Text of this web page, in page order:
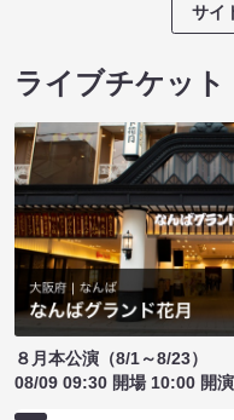
サイ
ライブチケット
８月本公演（8/1～8/23）
08/09 09:30 開場 10:00 開演